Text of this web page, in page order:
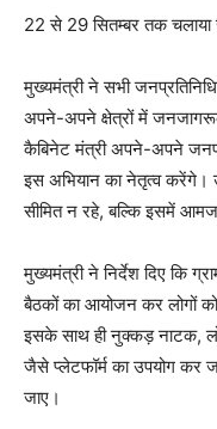
22 से 29 सितम्बर तक
मुख्यमंत्री ने सभी
अपने-अपने क्षेत्रों में
कैबिनेट मंत्री अपने-अपने
इस अभियान का नेतृत्व करेंगे।
सीमित न रहे, बल्कि इसमें
मुख्यमंत्री ने निर्देश दिए कि
बैठकों का आयोजन कर लोगों को
इसके साथ ही नुक्कड़ नाटक,
जैसे प्लेटफॉर्म का उपयोग कर
जाए।